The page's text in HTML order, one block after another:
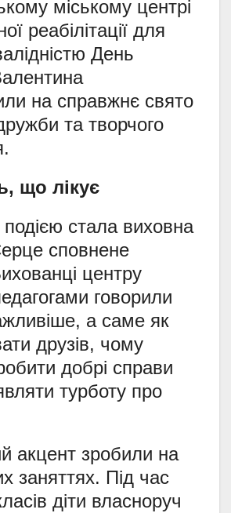
міському центрі
реабілітації для
День
на справжнє свято
та творчого
що лікує
стала виховна
сповнене
центру
говорили
а саме як
друзів, чому
добрі справи
турботу про
акцент зробили на
заняттях. Під час
діти власноруч